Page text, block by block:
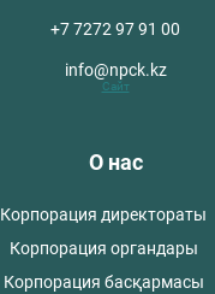
+7 7272 97 91 00
info@npck.kz
Сайт
О нас
Корпорация директораты
Корпорация органдары
Корпорация басқармасы